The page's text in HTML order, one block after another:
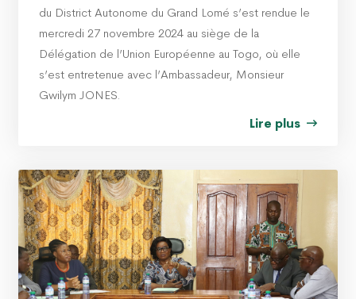
du District Autonome du Grand Lomé s’est rendue le
mercredi 27 novembre 2024 au siège de la
Délégation de l’Union Européenne au Togo, où elle
s’est entretenue avec l’Ambassadeur, Monsieur
Gwilym JONES.
Lire plus